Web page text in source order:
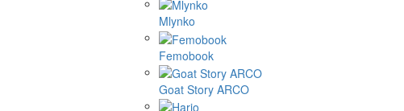
Mlynko
Femobook
Goat Story ARCO